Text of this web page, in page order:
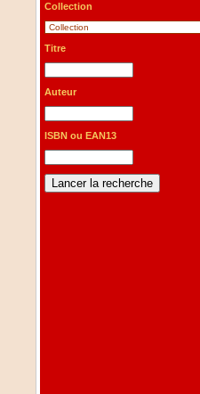
Collection
Titre
Auteur
ISBN ou EAN13